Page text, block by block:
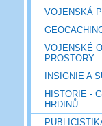
VOJENSKÁ
VOJENSKÉ
PROSTORY
INSIGNIE A
HISTORIE -
HRDINŮ